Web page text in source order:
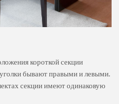
короткой секции
бывают правыми и левыми.
секции имеют одинаковую